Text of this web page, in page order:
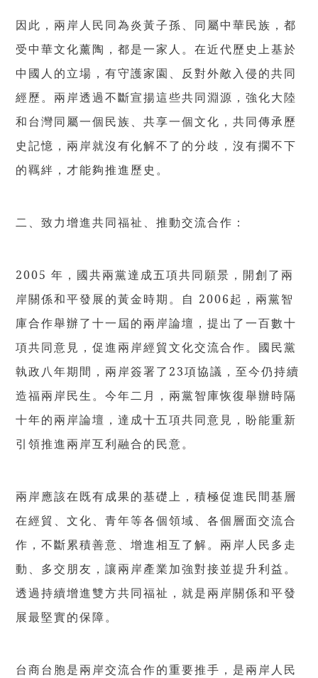
因此，兩岸人民同為炎黃子孫、同屬中華民族，都
受中華文化薰陶，都是一家人。在近代歷史上基於
中國人的立場，有守護家園、反對外敵入侵的共同
經歷。兩岸透過不斷宣揚這些共同淵源，強化大陸
和台灣同屬一個民族、共享一個文化，共同傳承歷
史記憶，兩岸就沒有化解不了的分歧，沒有擱不下
的羈絆，才能夠推進歷史。
二、致力增進共同福祉、推動交流合作：
2005 年，國共兩黨達成五項共同願景，開創了兩
岸關係和平發展的黃金時期。自 2006起，兩黨智
庫合作舉辦了十一屆的兩岸論壇，提出了一百數十
項共同意見，促進兩岸經貿文化交流合作。國民黨
執政八年期間，兩岸簽署了23項協議，至今仍持續
造福兩岸民生。今年二月，兩黨智庫恢復舉辦時隔
十年的兩岸論壇，達成十五項共同意見，盼能重新
引領推進兩岸互利融合的民意。
兩岸應該在既有成果的基礎上，積極促進民間基層
在經貿、文化、青年等各個領域、各個層面交流合
作，不斷累積善意、增進相互了解。兩岸人民多走
動、多交朋友，讓兩岸產業加強對接並提升利益。
透過持續增進雙方共同福祉，就是兩岸關係和平發
展最堅實的保障。
台商台胞是兩岸交流合作的重要推手，是兩岸人民